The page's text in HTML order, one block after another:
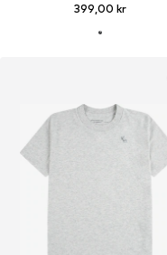
399,00 kr